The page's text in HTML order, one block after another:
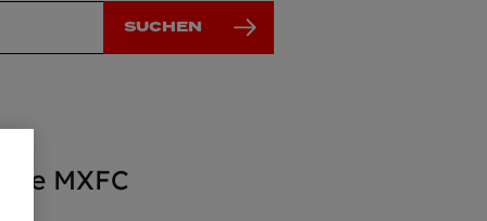
SUCHEN
MXFC